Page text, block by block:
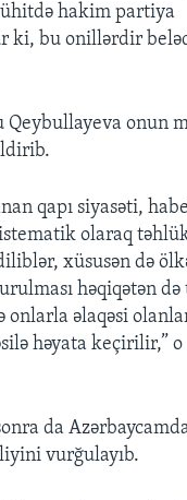
hakim partiya
ki, bu onillərdir
Qeybullayeva onun
qapı siyasəti,
olaraq
xüsusən də
həqiqətən də
onlarla əlaqəsi
həyata keçirilir,” o
da
vurğulayıb.